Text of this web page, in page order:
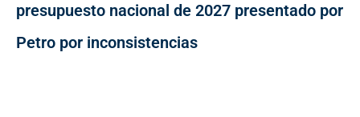
presupuesto nacional de 2027 presentado por
Petro por inconsistencias